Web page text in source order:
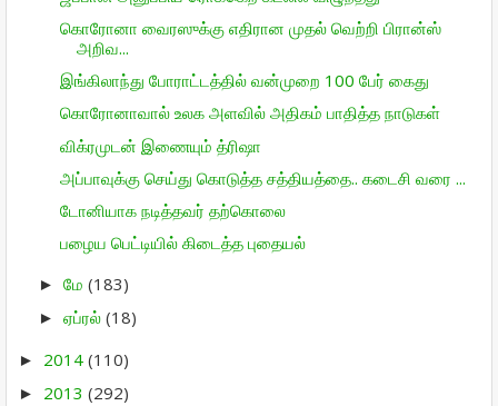
கொரோனா வைரஸுக்கு எதிரான முதல் வெற்றி பிரான்ஸ்
அறிவ...
இங்கிலாந்து போராட்டத்தில் வன்முறை 100 பேர் கைது
கொரோனாவால் உலக அளவில் அதிகம் பாதித்த நாடுகள்
விக்ரமுடன் இணையும் த்ரிஷா
அப்பாவுக்கு செய்து கொடுத்த சத்தியத்தை.. கடைசி வரை ...
டோனியாக நடித்தவர் தற்கொலை
பழைய பெட்டியில் கிடைத்த புதையல்
► மே (183)
► ஏப்ரல் (18)
► 2014 (110)
► 2013 (292)